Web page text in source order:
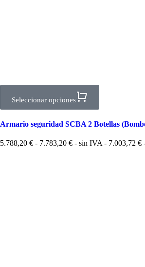
Seleccionar opciones
Armario seguridad SCBA 2 Botellas
5.788,20 € - 7.783,20 € - sin IVA - 7.003,72 €